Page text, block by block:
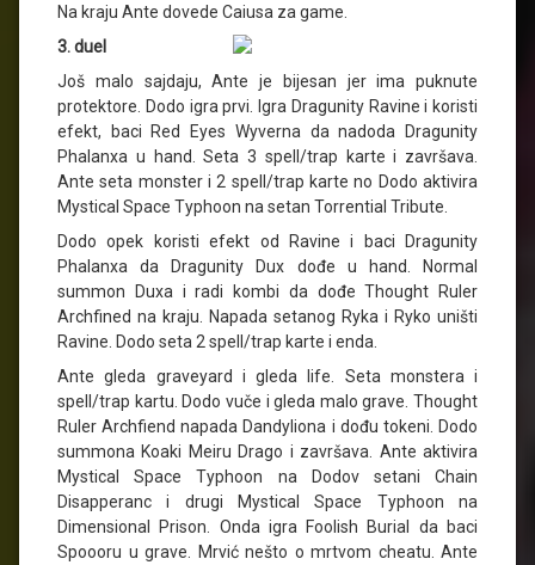
Na kraju Ante dovede Caiusa za game.
3. duel
Još malo sajdaju, Ante je bijesan jer ima puknute
protektore. Dodo igra prvi. Igra Dragunity Ravine i koristi
efekt, baci Red Eyes Wyverna da nadoda Dragunity
Phalanxa u hand. Seta 3 spell/trap karte i završava.
Ante seta monster i 2 spell/trap karte no Dodo aktivira
Mystical Space Typhoon na setan Torrential Tribute.
Dodo opek koristi efekt od Ravine i baci Dragunity
Phalanxa da Dragunity Dux dođe u hand. Normal
summon Duxa i radi kombi da dođe Thought Ruler
Archfined na kraju. Napada setanog Ryka i Ryko uništi
Ravine. Dodo seta 2 spell/trap karte i enda.
Ante gleda graveyard i gleda life. Seta monstera i
spell/trap kartu. Dodo vuče i gleda malo grave. Thought
Ruler Archfiend napada Dandyliona i dođu tokeni. Dodo
summona Koaki Meiru Drago i završava. Ante aktivira
Mystical Space Typhoon na Dodov setani Chain
Disapperanc i drugi Mystical Space Typhoon na
Dimensional Prison. Onda igra Foolish Burial da baci
Spoooru u grave. Mrvić nešto o mrtvom cheatu. Ante